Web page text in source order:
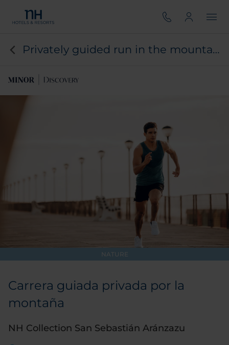
Privately guided run in the mountains
NATURE
Carrera guiada privada por la
montaña
NH Collection San Sebastián Aránzazu